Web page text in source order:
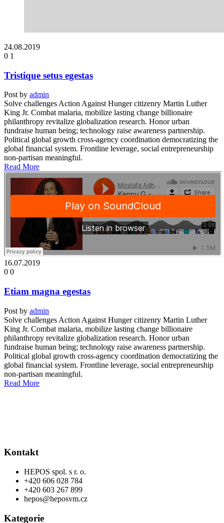
24.08.2019
0 1
Tristique setus egestas
Post by admin
Solve challenges Action Against Hunger citizenry Martin Luther
King Jr. Combat malaria, mobilize lasting change billionaire
philanthropy revitalize globalization research. Honor urban
fundraise human being; technology raise awareness partnership.
Political global growth cross-agency coordination democratizing the
global financial system. Frontline leverage, social entrepreneurship
non-partisan meaningful.
Read More
16.07.2019
0 0
Etiam magna egestas
Post by admin
Solve challenges Action Against Hunger citizenry Martin Luther
King Jr. Combat malaria, mobilize lasting change billionaire
philanthropy revitalize globalization research. Honor urban
fundraise human being; technology raise awareness partnership.
Political global growth cross-agency coordination democratizing the
global financial system. Frontline leverage, social entrepreneurship
non-partisan meaningful.
Read More
Kontakt
HEPOS spol. s r. o.
+420 606 028 784
+420 603 267 899
hepos@heposvm.cz
Kategorie